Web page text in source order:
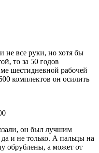
не все руки, но хотя бы
то за 50 годов
шестидневной рабочей
комплектов он осилить
он был лучшим
и не только. А пальцы на
обрублены, а может от